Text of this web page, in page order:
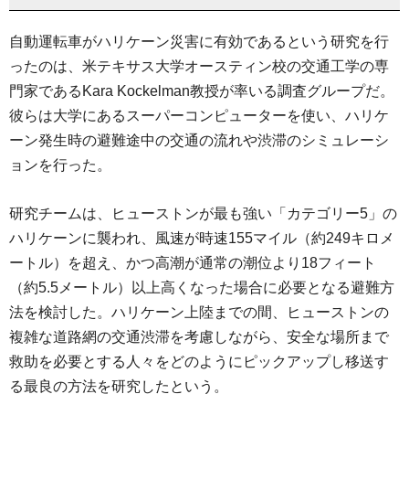
自動運転車がハリケーン災害に有効であるという研究を行
ったのは、米テキサス大学オースティン校の交通工学の専
門家であるKara Kockelman教授が率いる調査グループだ。
彼らは大学にあるスーパーコンピューターを使い、ハリケ
ーン発生時の避難途中の交通の流れや渋滞のシミュレーシ
ョンを行った。
研究チームは、ヒューストンが最も強い「カテゴリー5」の
ハリケーンに襲われ、風速が時速155マイル（約249キロメ
ートル）を超え、かつ高潮が通常の潮位より18フィート
（約5.5メートル）以上高くなった場合に必要となる避難方
法を検討した。ハリケーン上陸までの間、ヒューストンの
複雑な道路網の交通渋滞を考慮しながら、安全な場所まで
救助を必要とする人々をどのようにピックアップし移送す
る最良の方法を研究したという。